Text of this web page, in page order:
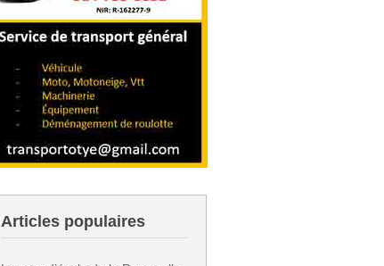
Articles populaires